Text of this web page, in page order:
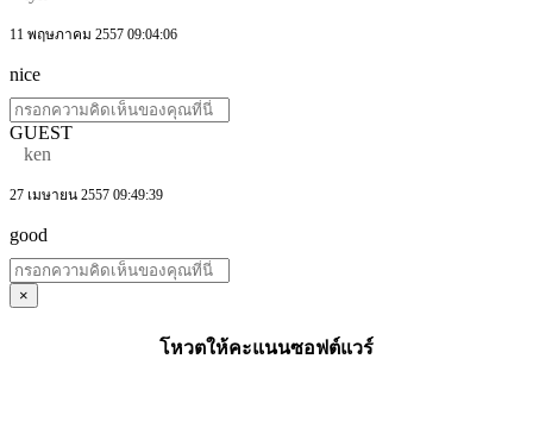
11 พฤษภาคม 2557 09:04:06
nice
GUEST
ken
27 เมษายน 2557 09:49:39
good
×
โหวตให้คะแนนซอฟต์แวร์